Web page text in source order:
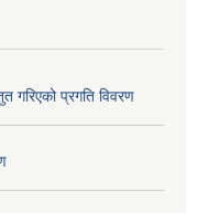
गरिएको प्रगति विवरण